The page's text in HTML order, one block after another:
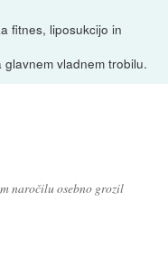
fitnes, liposukcijo in
vladnem trobilu.
naročilu osebno grozil